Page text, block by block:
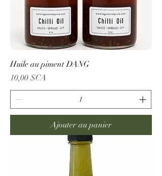
Huile au piment DANG
Prix
10,00 $CA
Ajouter au panier